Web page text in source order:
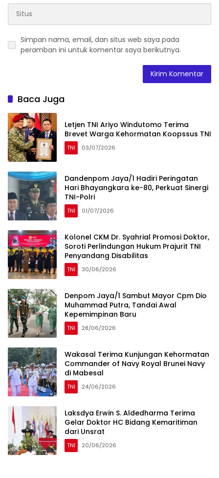
Simpan nama, email, dan situs web saya pada
peramban ini untuk komentar saya berikutnya.
Baca Juga
Letjen TNI Ariyo Windutomo Terima
Brevet Warga Kehormatan Koopssus TNI
TNI 03/07/2026
Dandenpom Jaya/1 Hadiri Peringatan
Hari Bhayangkara ke-80, Perkuat Sinergi
TNI-Polri
TNI 01/07/2026
Kolonel CKM Dr. Syahrial Promosi Doktor,
Soroti Perlindungan Hukum Prajurit TNI
Penyandang Disabilitas
TNI 30/06/2026
Denpom Jaya/1 Sambut Mayor Cpm Dio
Muhammad Putra, Tandai Awal
Kepemimpinan Baru
TNI 28/06/2026
Wakasal Terima Kunjungan Kehormatan
Commander of Navy Royal Brunei Navy
di Mabesal
TNI 24/06/2026
Laksdya Erwin S. Aldedharma Terima
Gelar Doktor HC Bidang Kemaritiman
dari Unsrat
TNI 20/06/2026